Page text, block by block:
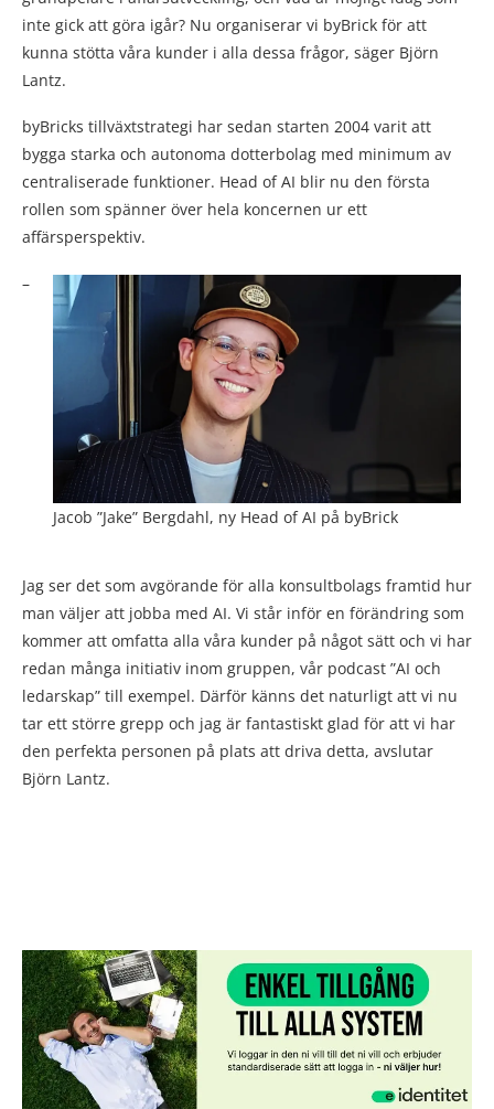
inte gick att göra igår? Nu organiserar vi byBrick för att
kunna stötta våra kunder i alla dessa frågor, säger Björn
Lantz.
byBricks tillväxtstrategi har sedan starten 2004 varit att
bygga starka och autonoma dotterbolag med minimum av
centraliserade funktioner. Head of AI blir nu den första
rollen som spänner över hela koncernen ur ett
affärsperspektiv.
Jacob ”Jake” Bergdahl, ny Head of AI på byBrick
–
Jag ser det som avgörande för alla konsultbolags framtid hur
man väljer att jobba med AI. Vi står inför en förändring som
kommer att omfatta alla våra kunder på något sätt och vi har
redan många initiativ inom gruppen, vår podcast ”AI och
ledarskap” till exempel. Därför känns det naturligt att vi nu
tar ett större grepp och jag är fantastiskt glad för att vi har
den perfekta personen på plats att driva detta, avslutar
Björn Lantz.